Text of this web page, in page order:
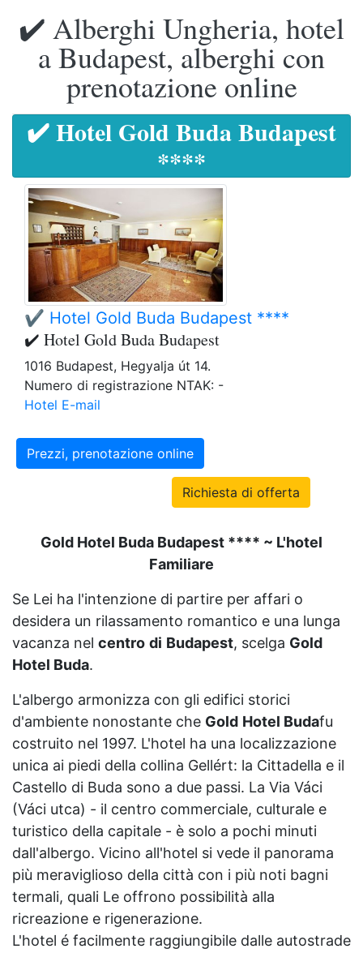
✔️ Alberghi Ungheria, hotel
a Budapest, alberghi con
prenotazione online
✔️ Hotel Gold Buda Budapest
****
✔️ Hotel Gold Buda Budapest ****
✔️ Hotel Gold Buda Budapest
1016 Budapest, Hegyalja út 14.
Numero di registrazione NTAK: -
Hotel E-mail
Prezzi, prenotazione online
Richiesta di offerta
Gold Hotel Buda Budapest **** ~ L'hotel
Familiare
Se Lei ha l'intenzione di partire per affari o
desidera un rilassamento romantico e una lunga
vacanza nel centro di Budapest, scelga Gold
Hotel Buda.
L'albergo armonizza con gli edifici storici
d'ambiente nonostante che Gold Hotel Budafu
costruito nel 1997. L'hotel ha una localizzazione
unica ai piedi della collina Gellért: la Cittadella e il
Castello di Buda sono a due passi. La Via Váci
(Váci utca) - il centro commerciale, culturale e
turistico della capitale - è solo a pochi minuti
dall'albergo. Vicino all'hotel si vede il panorama
più meraviglioso della città con i più noti bagni
termali, quali Le offrono possibilità alla
ricreazione e rigenerazione.
L'hotel é facilmente raggiungibile dalle autostrade